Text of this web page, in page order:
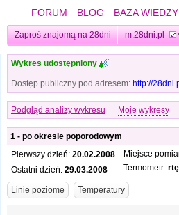
FORUM BLOG BAZA WIEDZY
Zaproś znajomą na 28dni m.28dni.pl
Wykres udostępniony
Dostęp publiczny pod adresem: http://
Podgląd analizy wykresu Moje wykresy
1 - po okresie poporodowym
Pierwszy dzień: 20.02.2008
Ostatni dzień: 29.03.2008
Miejsce
Termometr: